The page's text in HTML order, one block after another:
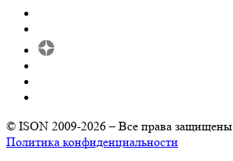
© ISON 2009-2026 – Все права защищены
Политика конфиденциальности